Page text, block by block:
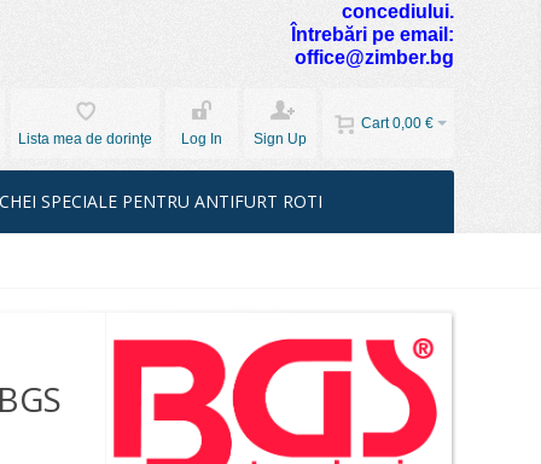
concediului.
Întrebări pe email:
office@zimber.bg
Cart 0,00 €
Lista mea de dorinţe
Log In Sign Up
CHEI SPECIALE PENTRU ANTIFURT ROTI